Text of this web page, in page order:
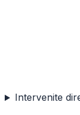
Intervenite